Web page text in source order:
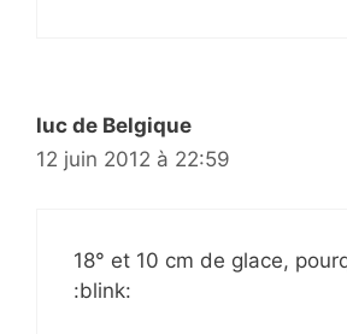
luc de Belgique
12 juin 2012 à 22:59
18° et 10 cm de glace,
:blink: